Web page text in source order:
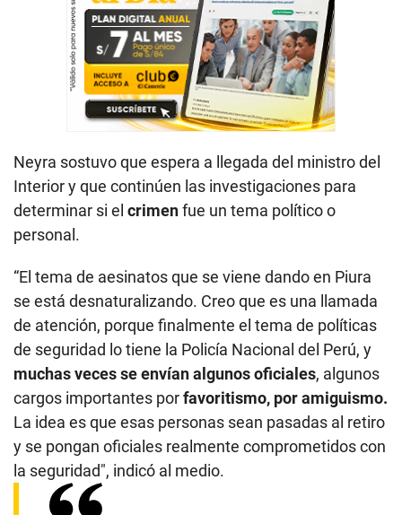
Neyra sostuvo que espera a llegada del ministro del
Interior y que continúen las investigaciones para
determinar si el crimenfue un tema político o
personal.
“El tema de aesinatos que se viene dando en Piura
se está desnaturalizando. Creo que es una llamada
de atención, porque finalmente el tema de políticas
de seguridad lo tiene la Policía Nacional del Perú, y
muchas veces se envían algunos oficiales, algunos
cargos importantes porfavoritismo, por amiguismo.
La idea es que esas personas sean pasadas al retiro
y se pongan oficiales realmente comprometidos con
la seguridad", indicó al medio.